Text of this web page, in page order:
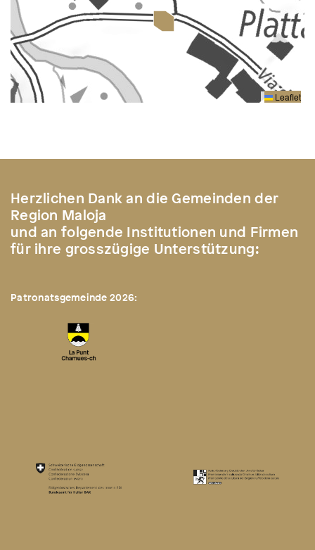
Leaflet
Herzlichen Dank an die Gemeinden der
Region Maloja
und an folgende Institutionen und Firmen
für ihre grosszügige Unterstützung:
Patronatsgemeinde 2026: